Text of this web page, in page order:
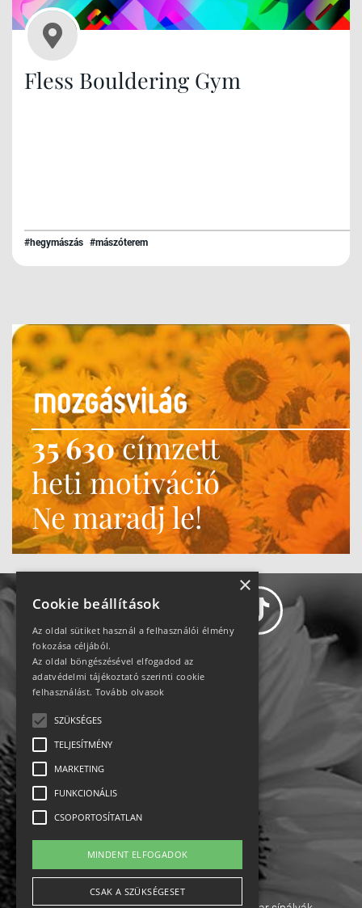
Fless Bouldering Gym
#hegymászás #mászóterem
35 630címzett
heti motiváció
Ne maradj le!
Adatvédelem
Impresszum-kapcsolat
English
×
Cookie beállítások
Az oldal sütiket használ a felhasználói élmény
fokozása céljából.
Az oldal böngészésével elfogadod az
adatvédelmi tájékoztató szerinti cookie
felhasználást. Tovább olvasok
SZÜKSÉGES
TELJESÍTMÉNY
MARKETING
FUNKCIONÁLIS
CSOPORTOSÍTATLAN
MINDENT ELFOGADOK
CSAK A SZÜKSÉGESET